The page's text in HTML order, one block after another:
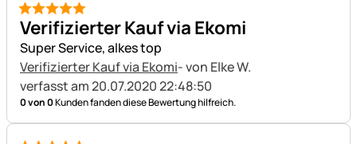
5 von 5
Verifizierter Kauf via Ekomi
Super Service, alkes top
Verifizierter Kauf via Ekomi- von Elke W.
verfasst am 20.07.2020 22:48:50
0 von 0Kunden fanden diese Bewertung hilfreich.